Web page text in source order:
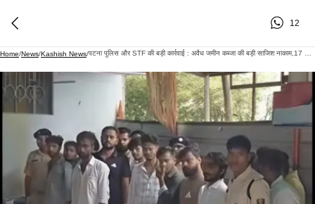
12
Home/News/Kashish News/